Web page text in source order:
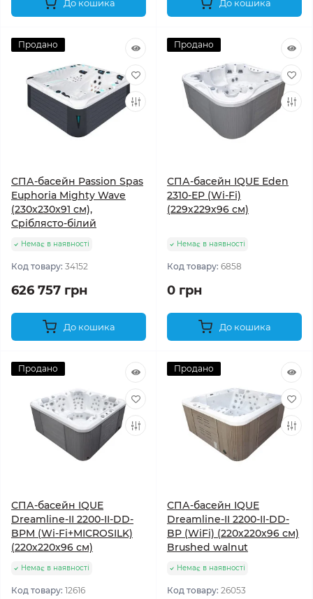
До кошика До кошика
Продано
СПА-басейн Passion Spas
Euphoria Mighty Wave
(230x230x91 см),
Сріблясто-білий
Немає в наявності
Код товару: 34152
626 757 грн
До кошика
Продано
СПА-басейн IQUE Eden
2310-EP (Wi-Fi)
(229х229х96 см)
Немає в наявності
Код товару: 6858
0 грн
До кошика
Продано
СПА-басейн IQUE
Dreamline-II 2200-II-DD-
BPM (Wi-Fi+MICROSILK)
(220х220х96 см)
Немає в наявності
Код товару: 12616
Продано
СПА-басейн IQUE
Dreamline-II 2200-II-DD-
BP (WiFi) (220х220х96 см)
Brushed walnut
Немає в наявності
Код товару: 26053